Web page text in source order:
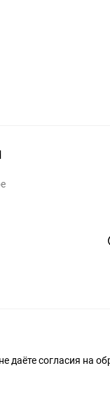
даёте согласия на